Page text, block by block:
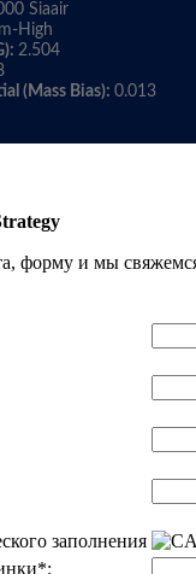
Siaair
High
2.504
(Mass Bias): 0.013
форму и мы
заполнения
*: